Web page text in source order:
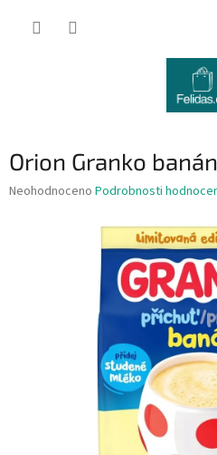
Orion Granko
Průměrné
Neohodnoceno Podrobnosti